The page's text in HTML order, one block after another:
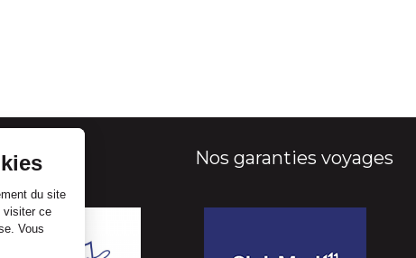
Nos garanties voyages